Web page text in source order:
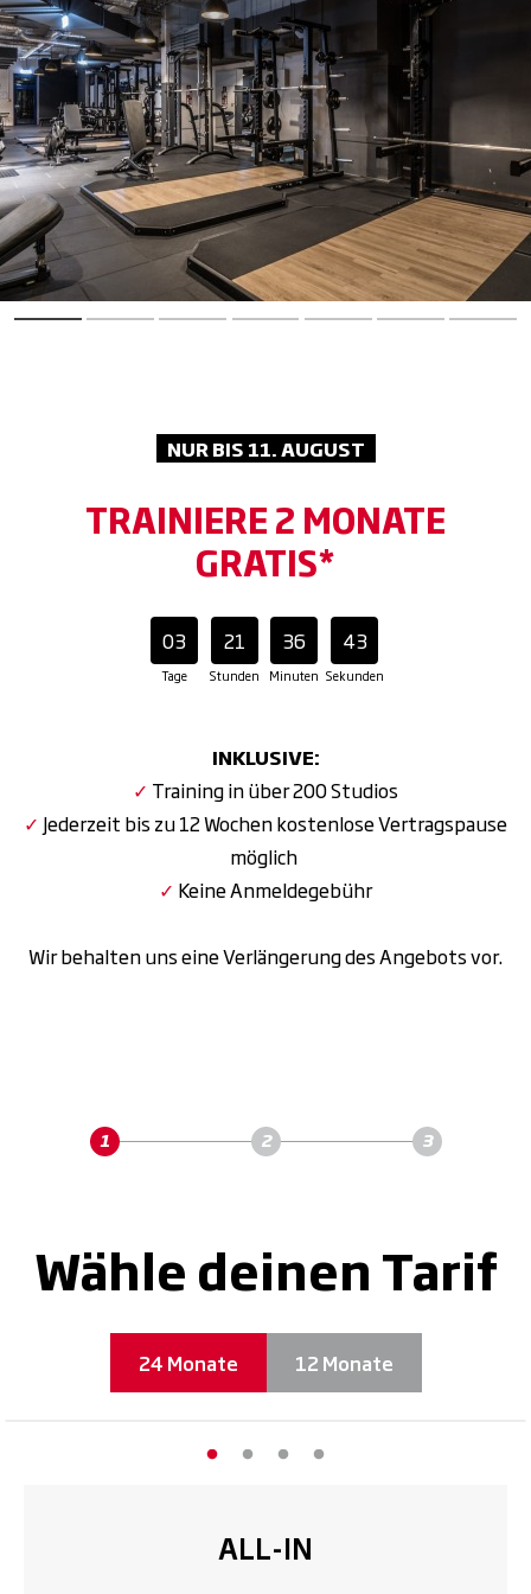
NUR BIS 11. AUGUST
TRAINIERE 2 MONATE
GRATIS*
03
Tage
21
Stunden
36
Minuten
42
Sekunden
INKLUSIVE:
✓ Training in über 200 Studios
✓ Jederzeit bis zu 12 Wochen kostenlose Vertragspause
möglich
✓ Keine Anmeldegebühr
Wir behalten uns eine Verlängerung des Angebots vor.
Wähle deinen Tarif
24 Monate 12 Monate
ALL-IN